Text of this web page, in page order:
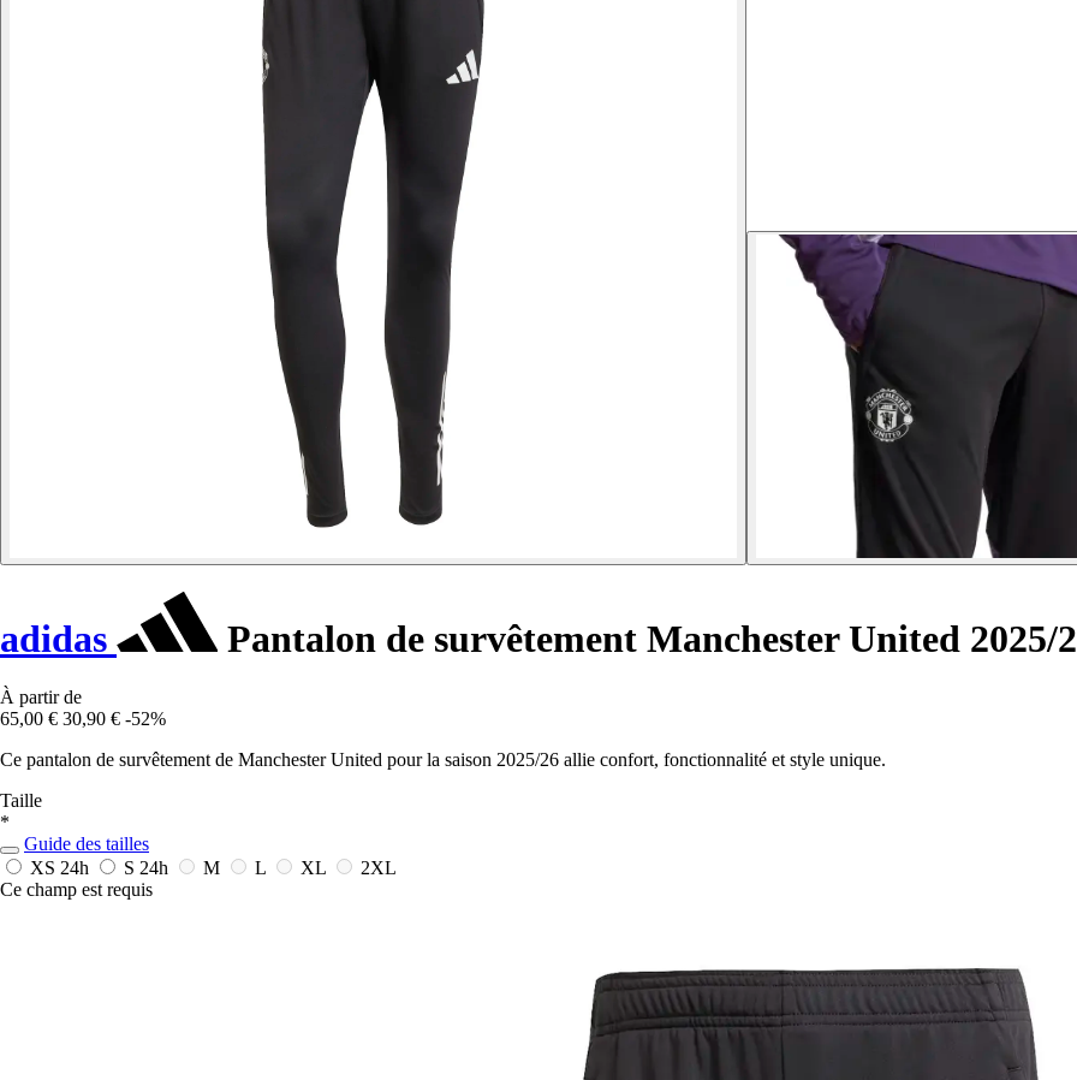
adidas Pantalon de survêtement Manchester United 2025/
À partir de
65,00 € 30,90 € -52%
Ce pantalon de survêtement de Manchester United pour la saison 2025/26 allie confort, fonctionnalité et style unique.
Taille
*
Guide des tailles
XS 24h S 24h M L XL
2XL
Ce champ est requis